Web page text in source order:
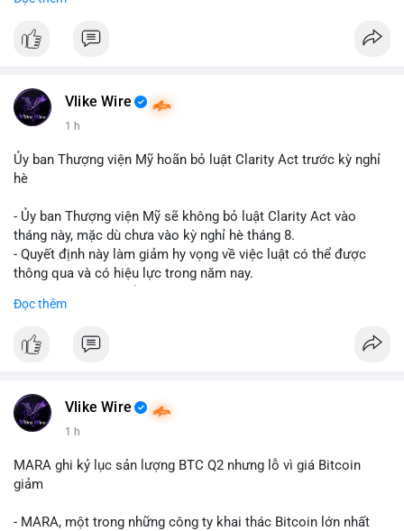
📰 Nguồn: Cointelegraph
Vlike Wire
1 h
Ủy ban Thượng viện Mỹ hoãn bỏ luật Clarity Act trước kỳ nghỉ
hè
- Ủy ban Thượng viện Mỹ sẽ không bỏ luật Clarity Act vào
tháng này, mặc dù chưa vào kỳ nghỉ hè tháng 8.
- Quyết định này làm giảm hy vọng về việc luật có thể được
thông qua và có hiệu lực trong năm nay.
mục chứng chỉ cho tài sản số tại Mỹ.
và phát triển thị trường crypto tại Mỹ.
#vlikevn #titanbot
📰 Nguồn: CoinDesk
Đọc thêm
Vlike Wire
1 h
MARA ghi kỷ lục sản lượng BTC Q2 nhưng lỗ vì giá Bitcoin
giảm
- MARA, một trong những công ty khai thác Bitcoin lớn nhất